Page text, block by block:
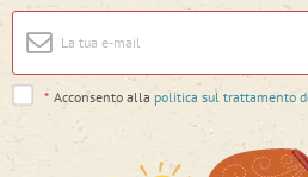
* Acconsento alla politica sul trattamento